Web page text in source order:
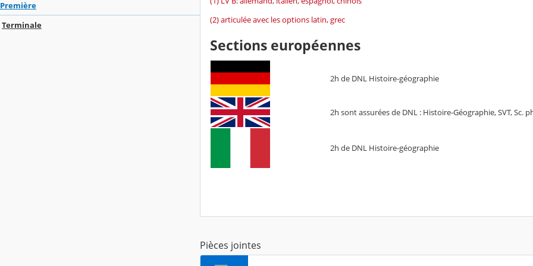
Première
Terminale
(2) articulée avec les options latin, grec
Sections européennes
2h de DNL Histoire-géographie
2h sont assurées de DNL : Histoire-Géographie, SVT, Sc.
2h de DNL Histoire-géographie
Pièces jointes